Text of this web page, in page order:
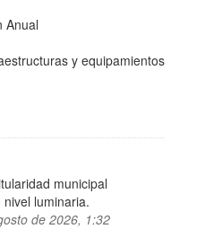
Anual
y equipamientos
municipal
luminaria.
de 2026, 1:32